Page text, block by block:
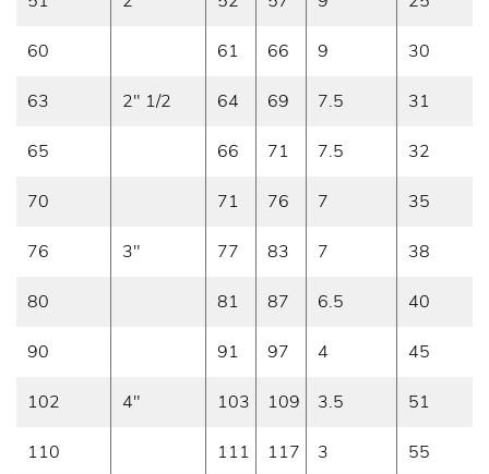
60 61 66 9 30
63 2" 1/2 64 69 7.5 31
65 66 71 7.5 32
70 71 76 7 35
76 3" 77 83 7 38
80 81 87 6.5 40
90 91 97 4 45
102 4" 103 109 3.5 51
110 111 117 3 55